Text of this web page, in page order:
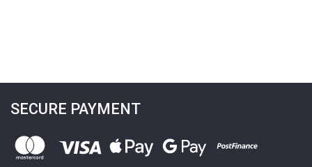
SECURE PAYMENT